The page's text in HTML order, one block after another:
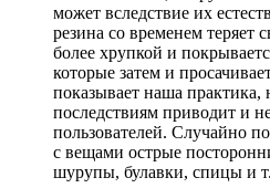
может вследствие их
резина со временем теряет
более хрупкой и
которые затем и
показывает наша практика,
последствиям приводит и
пользователей. Случайно
с вещами острые
шурупы, булавки, спицы и